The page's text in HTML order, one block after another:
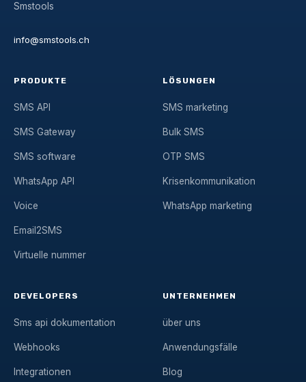
Smstools
info@smstools.ch
PRODUKTE
SMS API
SMS Gateway
SMS software
WhatsApp API
Voice
Email2SMS
Virtuelle nummer
LÖSUNGEN
SMS marketing
Bulk SMS
OTP SMS
Krisenkommunikation
WhatsApp marketing
DEVELOPERS
Sms api dokumentation
Webhooks
Integrationen
UNTERNEHMEN
über uns
Anwendungsfälle
Blog